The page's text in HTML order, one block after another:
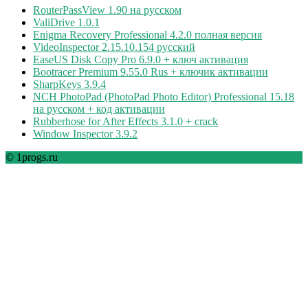
RouterPassView 1.90 на русском
ValiDrive 1.0.1
Enigma Recovery Professional 4.2.0 полная версия
VideoInspector 2.15.10.154 русский
EaseUS Disk Copy Pro 6.9.0 + ключ активация
Bootracer Premium 9.55.0 Rus + ключик активации
SharpKeys 3.9.4
NCH PhotoPad (PhotoPad Photo Editor) Professional 15.18
на русском + код активации
Rubberhose for After Effects 3.1.0 + crack
Window Inspector 3.9.2
© 1progs.ru